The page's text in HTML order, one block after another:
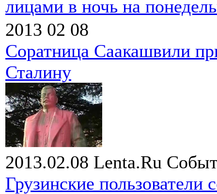
лицами в ночь на
2013 02 08
Соратница Саакашвили
Сталину
2013.02.08 Lenta.Ru
Грузинские пользователи